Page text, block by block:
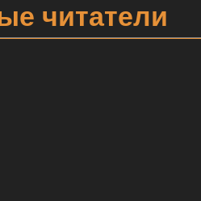
читатели